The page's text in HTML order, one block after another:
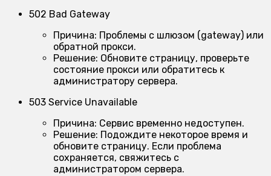
502 Bad Gateway
Причина: Проблемы с шлюзом (gateway) или
обратной прокси.
Решение: Обновите страницу, проверьте
состояние прокси или обратитесь к
администратору сервера.
503 Service Unavailable
Причина: Сервис временно недоступен.
Решение: Подождите некоторое время и
обновите страницу. Если проблема
сохраняется, свяжитесь с
администратором сервера.